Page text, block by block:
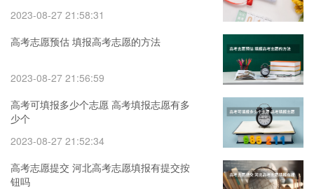
2023-08-27 21:58:31
高考志愿预估 填报高考志愿的方法
2023-08-27 21:56:59
高考可填报多少个志愿 高考填报志愿有多
少个
2023-08-27 21:52:34
高考志愿提交 河北高考志愿填报有提交按
钮吗